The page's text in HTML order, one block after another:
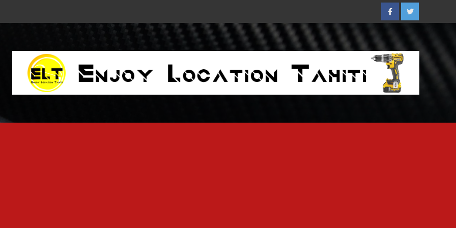
FacebookTwitter